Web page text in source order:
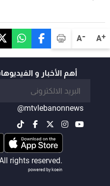
A+
A-
أهم الأخبار و
@mtvlebanonnews
rights reserved.
powered by koein